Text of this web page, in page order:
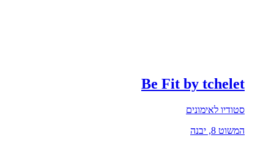
Be Fit by tchelet
סטודיו לאימונים
המשוט 8, יבנה